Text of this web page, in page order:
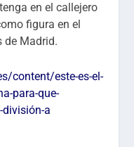
en el callejero
figura en el
de Madrid.
content/este-es-el-
para-que-
división-a